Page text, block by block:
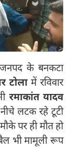
जनपद के बनकटा
टोलामें रविवार
रमाकांत यादव
लटक रहे टूटी
पर ही मौत हो
भी मामूली रूप